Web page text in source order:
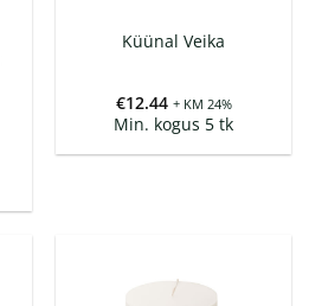
Küünal Veika
€12.44 + KM 24%
Min. kogus 5 tk